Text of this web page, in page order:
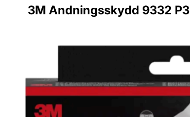
3M Andningsskydd 9332 P3